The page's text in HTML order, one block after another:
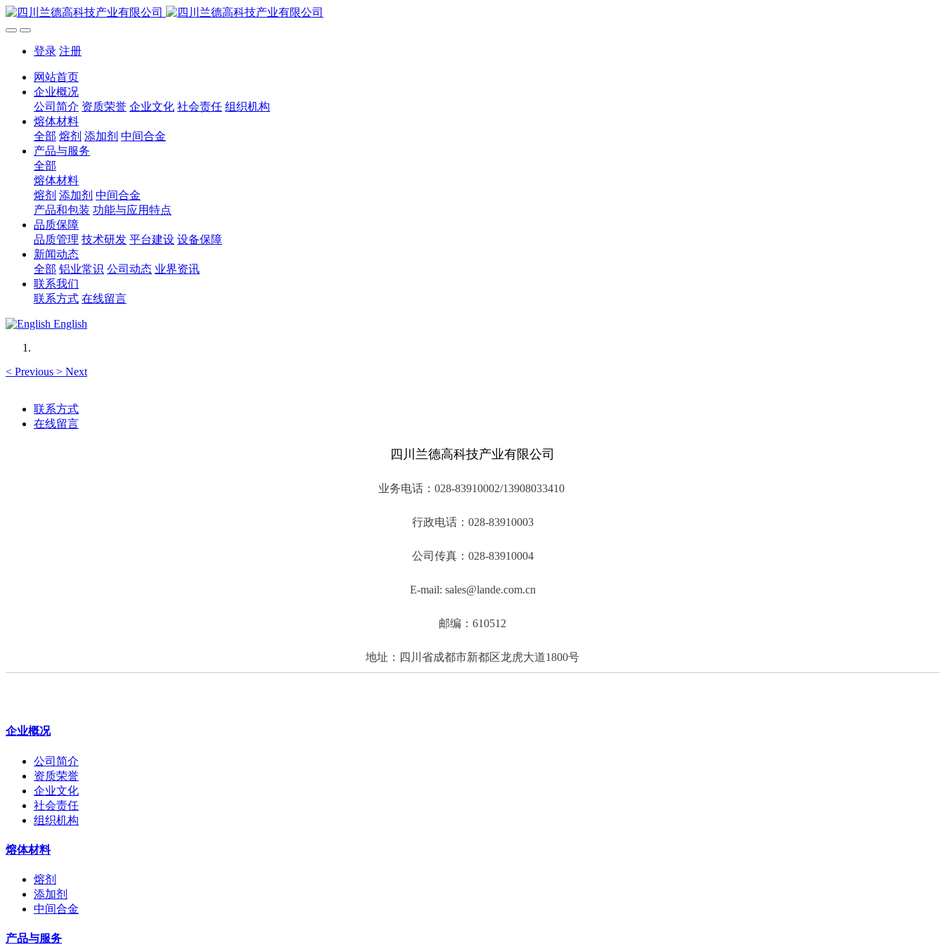
登录 注册
网站首页
企业概况
公司简介 资质荣誉 企业文化 社会责任 组织机构
熔体材料
全部 熔剂 添加剂 中间合金
产品与服务
全部
熔体材料
熔剂 添加剂 中间合金
产品和包装 功能与应用特点
品质保障
品质管理 技术研发 平台建设 设备保障
新闻动态
全部 铝业常识 公司动态 业界资讯
联系我们
联系方式 在线留言
English
< Previous > Next
联系方式
在线留言
四川兰德高科技产业有限公司
业务电话：028-83910002/13908033410
行政电话：028-83910003
公司传真：028-83910004
E-mail: sales@lande.com.cn
邮编：610512
地址：四川省成都市新都区龙虎大道1800号
企业概况
公司简介
资质荣誉
企业文化
社会责任
组织机构
熔体材料
熔剂
添加剂
中间合金
产品与服务